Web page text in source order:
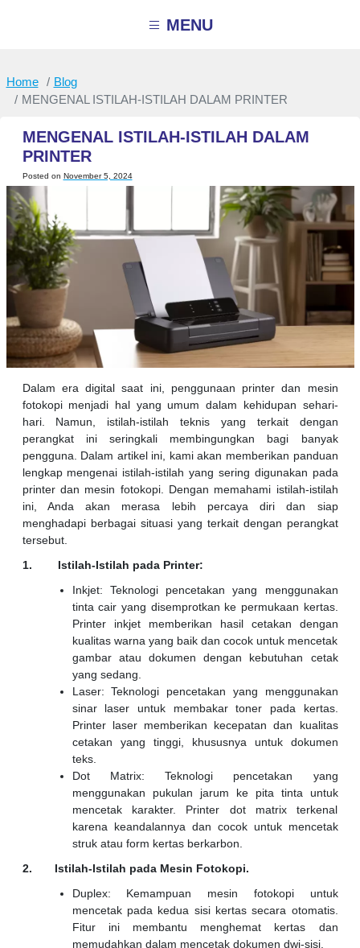
MENU
Home
Blog
MENGENAL ISTILAH-ISTILAH DALAM PRINTER
MENGENAL ISTILAH-ISTILAH DALAM
PRINTER
Posted on November 5, 2024
Dalam era digital saat ini, penggunaan printer dan mesin
fotokopi menjadi hal yang umum dalam kehidupan sehari-
hari. Namun, istilah-istilah teknis yang terkait dengan
perangkat ini seringkali membingungkan bagi banyak
pengguna. Dalam artikel ini, kami akan memberikan panduan
lengkap mengenai istilah-istilah yang sering digunakan pada
printer dan mesin fotokopi. Dengan memahami istilah-istilah
ini, Anda akan merasa lebih percaya diri dan siap
menghadapi berbagai situasi yang terkait dengan perangkat
tersebut.
1. Istilah-Istilah pada Printer:
Inkjet: Teknologi pencetakan yang menggunakan
tinta cair yang disemprotkan ke permukaan kertas.
Printer inkjet memberikan hasil cetakan dengan
kualitas warna yang baik dan cocok untuk mencetak
gambar atau dokumen dengan kebutuhan cetak
yang sedang.
Laser: Teknologi pencetakan yang menggunakan
sinar laser untuk membakar toner pada kertas.
Printer laser memberikan kecepatan dan kualitas
cetakan yang tinggi, khususnya untuk dokumen
teks.
Dot Matrix: Teknologi pencetakan yang
menggunakan pukulan jarum ke pita tinta untuk
mencetak karakter. Printer dot matrix terkenal
karena keandalannya dan cocok untuk mencetak
struk atau form kertas berkarbon.
2. Istilah-Istilah pada Mesin Fotokopi.
Duplex: Kemampuan mesin fotokopi untuk
mencetak pada kedua sisi kertas secara otomatis.
Fitur ini membantu menghemat kertas dan
memudahkan dalam mencetak dokumen dwi-sisi.